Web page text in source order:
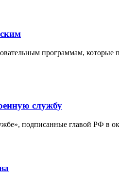
программам, которые
службу
подписанные главой РФ в